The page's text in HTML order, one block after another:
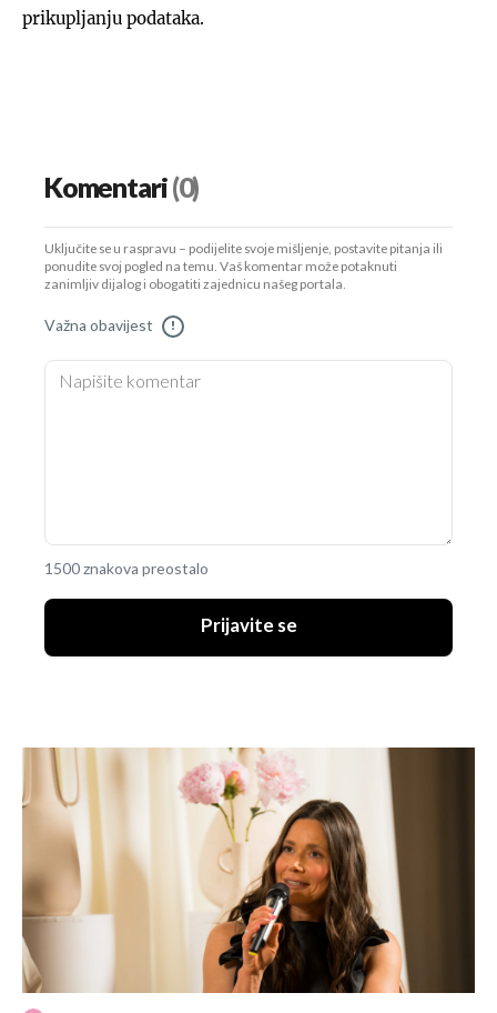
prikupljanju podataka.
Komentari(0)
Uključite se u raspravu – podijelite svoje mišljenje, postavite pitanja ili
ponudite svoj pogled na temu. Vaš komentar može potaknuti
zanimljiv dijalog i obogatiti zajednicu našeg portala.
Važna obavijest !
1500 znakova preostalo
Prijavite se